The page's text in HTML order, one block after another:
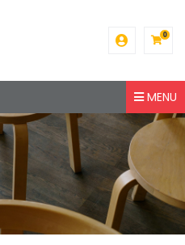
0
MENU